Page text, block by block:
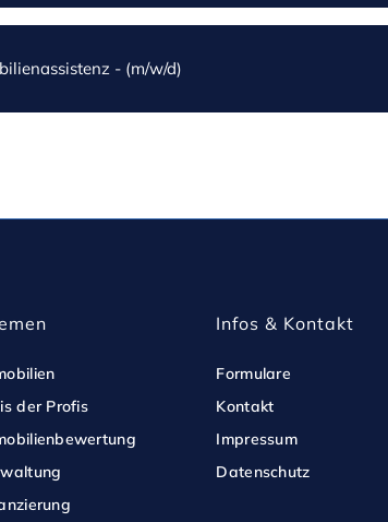
- (m/w/d)
der Profis
Infos & Kontakt
Formulare
Kontakt
Impressum
Datenschutz